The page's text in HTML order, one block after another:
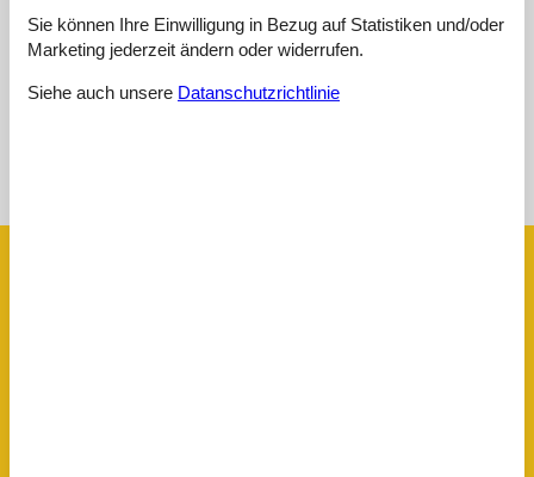
Keine detaillierten externen Bewertungen
Sie können Ihre Einwilligung in Bezug auf Statistiken und/oder
Marketing jederzeit ändern oder widerrufen.
Siehe auch unsere Datanschutzrichtlinie